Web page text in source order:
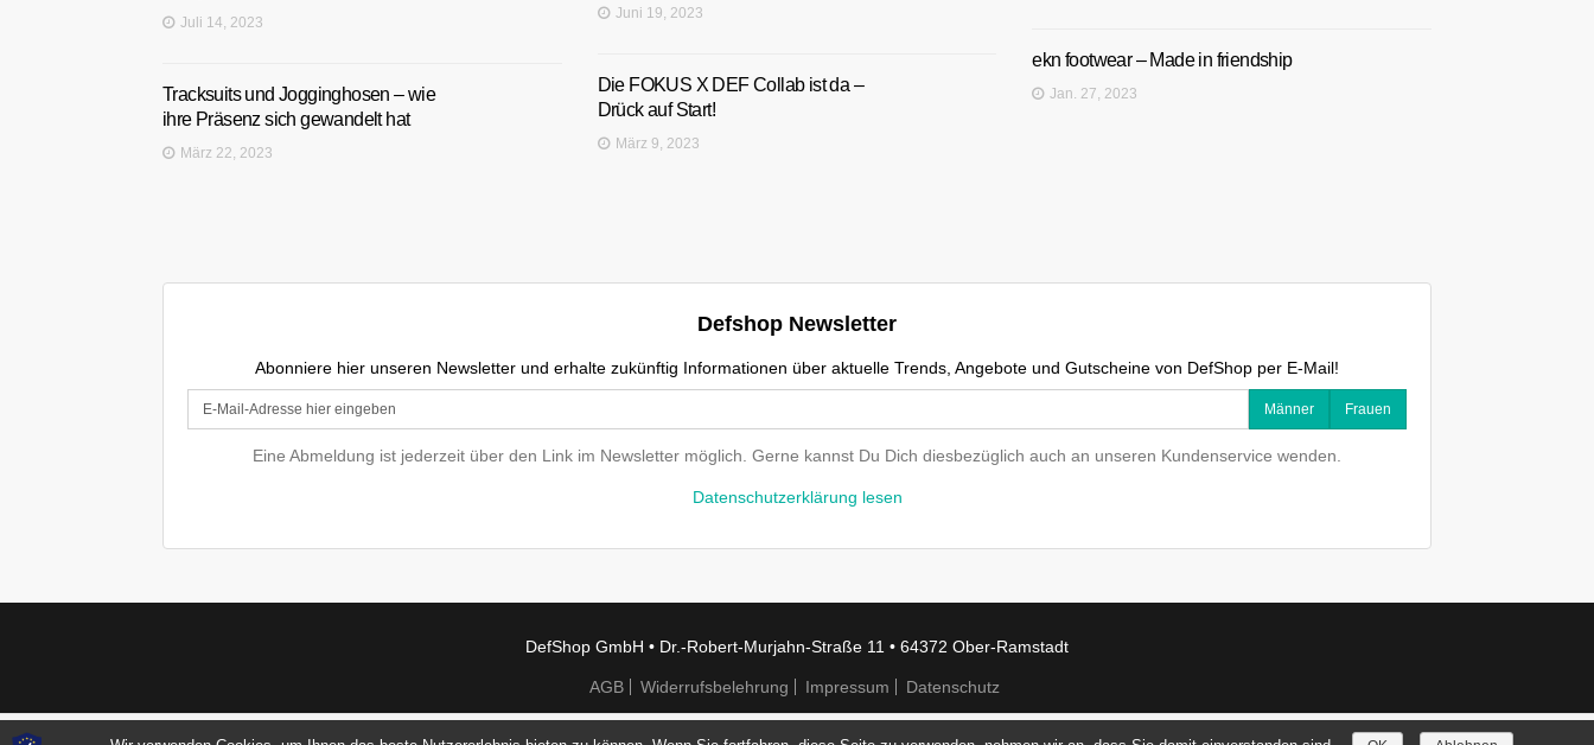
Juli 14, 2023
Tracksuits und Jogginghosen – wie
ihre Präsenz sich gewandelt hat
März 22, 2023
Juni 19, 2023
Die FOKUS X DEF Collab ist da –
Drück auf Start!
März 9, 2023
ekn footwear – Made in friendship
Jan. 27, 2023
Defshop Newsletter
Abonniere hier unseren Newsletter und erhalte zukünftig Informationen über aktuelle Trends, Angebote und Gutscheine von DefShop per E-Mail!
Männer Frauen
Eine Abmeldung ist jederzeit über den Link im Newsletter möglich. Gerne kannst Du Dich diesbezüglich auch an unseren Kundenservice wenden.
Datenschutzerklärung lesen
DefShop GmbH • Dr.-Robert-Murjahn-Straße 11 • 64372 Ober-Ramstadt
AGB Widerrufsbelehrung Impressum Datenschutz